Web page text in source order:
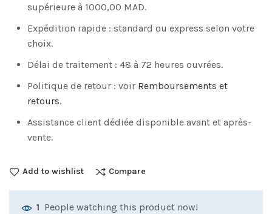
supérieure à 1000,00 MAD.
Expédition rapide : standard ou express selon votre
choix.
Délai de traitement : 48 à 72 heures ouvrées.
Politique de retour : voir Remboursements et
retours.
Assistance client dédiée disponible avant et après-
vente.
Add to wishlist Compare
1 People watching this product now!